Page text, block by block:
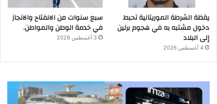
يقظة الشرطة الموريتانية تحبط
دخول مشتبه به في هجوم برلين
إلى البلاد
4 أغسطس 2026
سبع سنوات من الانفتاح والانجاز
في خدمة الوطن والمواطن.
3 أغسطس 2026